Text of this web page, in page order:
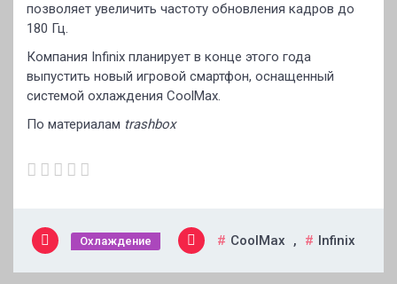
позволяет увеличить частоту обновления кадров до
180 Гц.
Компания Infinix планирует в конце этого года
выпустить новый игровой смартфон, оснащенный
системой охлаждения CoolMax.
По материалам trashbox
Охлаждение CoolMax , Infinix